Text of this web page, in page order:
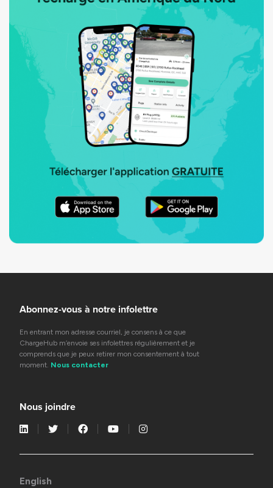
Abonnez-vous à notre infolettre
En entrant mon adresse courriel, je consens à ce que
ChargeHub m’envoie ses infolettres régulièrement et je
comprends que je peux retirer mon consentement à tout
moment. Nous contacter
Nous joindre
English